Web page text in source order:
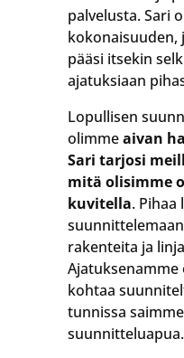
palvelusta. Sari
kokonaisuuden,
pääsi itsekin
ajatuksiaan
Lopullisen
olimmeaivan
Sari tarjosi
mitä olisimme
kuvitella. Pihaa
rakenteita ja
Ajatuksenamme
kohtaa
tunnissa
suunnitteluapua.